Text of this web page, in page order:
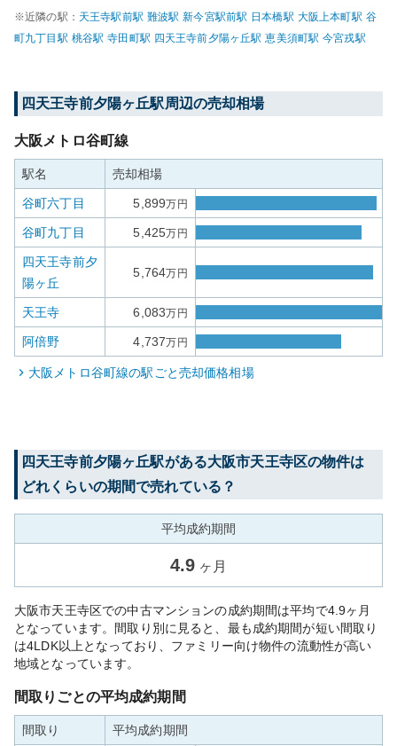
※近隣の駅： 天王寺駅前駅 難波駅 新今宮駅前駅 日本橋駅 大阪上本町駅 谷
町九丁目駅 桃谷駅 寺田町駅 四天王寺前夕陽ヶ丘駅 恵美須町駅 今宮戎駅
四天王寺前夕陽ヶ丘駅周辺の売却相場
大阪メトロ谷町線
駅名 売却相場
谷町六丁目 5,899万円
谷町九丁目 5,425万円
四天王寺前夕
陽ヶ丘
5,764万円
天王寺 6,083万円
阿倍野 4,737万円
大阪メトロ谷町線の駅ごと売却価格相場
四天王寺前夕陽ヶ丘駅がある大阪市天王寺区の物件は
どれくらいの期間で売れている？
平均成約期間
4.9 ヶ月
大阪市天王寺区での中古マンションの成約期間は平均で4.9ヶ月
となっています。間取り別に見ると、最も成約期間が短い間取り
は4LDK以上となっており、ファミリー向け物件の流動性が高い
地域となっています。
間取りごとの平均成約期間
間取り 平均成約期間